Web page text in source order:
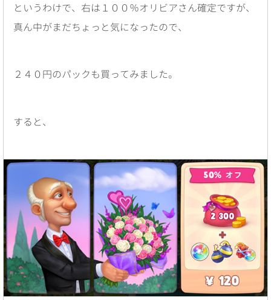
というわけで、右は１００％オリビアさん確定ですが、
真ん中がまだちょっと気になったので、
２４０円のパックも買ってみました。
すると、